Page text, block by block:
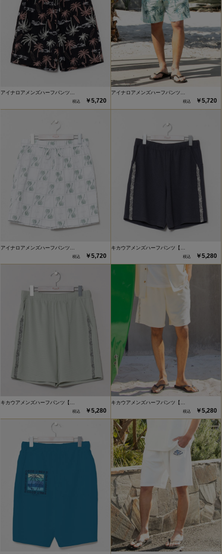
アイナロアメンズハーフパンツ…
￥5,720
アイナロアメンズハーフパンツ…
￥5,720
アイナロアメンズハーフパンツ…
￥5,720
キカウアメンズハーフパンツ【…
￥5,280
キカウアメンズハーフパンツ【…
￥5,280
キカウアメンズハーフパンツ【…
￥5,280